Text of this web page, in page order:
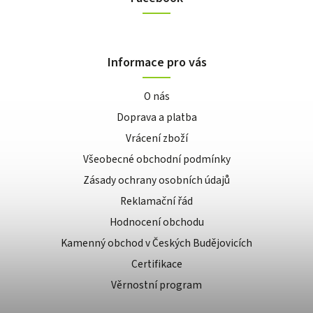
Informace pro vás
O nás
Doprava a platba
Vrácení zboží
Všeobecné obchodní podmínky
Zásady ochrany osobních údajů
Reklamační řád
Hodnocení obchodu
Kamenný obchod v Českých Budějovicích
Certifikace
Věrnostní program